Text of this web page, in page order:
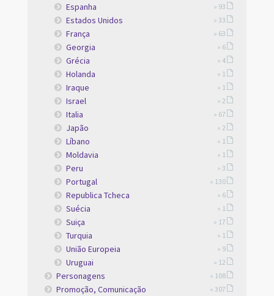
Espanha » 93
Estados Unidos » 33
França » 63
Georgia » 6
Grécia » 4
Holanda » 1
Iraque » 1
Israel » 2
Italia » 67
Japão » 2
Líbano » 1
Moldavia » 1
Peru » 3
Portugal » 130
Republica Tcheca » 6
Suécia » 1
Suiça » 17
Turquia » 1
União Europeia » 9
Uruguai » 12
Personagens » 108
Promoção, Comunicação » 307